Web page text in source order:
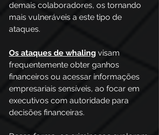
demais colaboradores, os tornando
mais vulneráveis a este tipo de
ataques.
Os ataques de whaling visam
frequentemente obter ganhos
financeiros ou acessar informações
empresariais sensíveis, ao focar em
executivos com autoridade para
decisões financeiras.